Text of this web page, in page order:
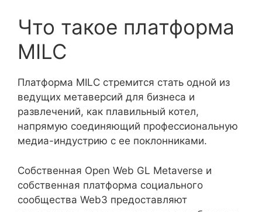
Что такое платформа
MILC
Платформа MILC стремится стать одной из
ведущих метаверсий для бизнеса и
развлечений, как плавильный котел,
напрямую соединяющий профессиональную
медиа-индустрию с ее поклонниками.
Собственная Open Web GL Metaverse и
собственная платформа социального
сообщества Web3 предоставляют